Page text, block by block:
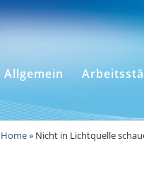
Allgemein
Home» Nicht in Lichtquelle